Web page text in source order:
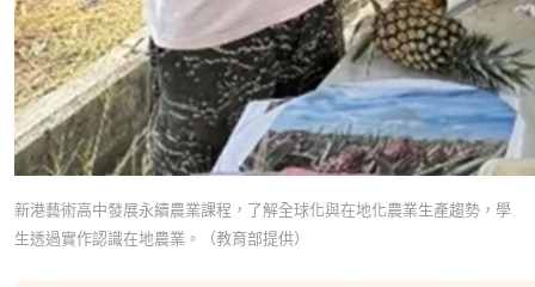
新港藝術高中發展永續農業課程，了解全球化與在地化農業生產趨勢，學
生透過實作認識在地農業。（教育部提供）